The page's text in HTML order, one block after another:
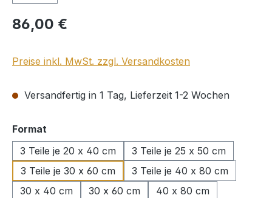
Regulärer Preis:
86,00 €
Preise inkl. MwSt. zzgl. Versandkosten
Versandfertig in 1 Tag, Lieferzeit 1-2 Wochen
Format
3 Teile je 20 x 40 cm
3 Teile je 25 x 50 cm
3 Teile je 30 x 60 cm
3 Teile je 40 x 80 cm
30 x 40 cm
30 x 60 cm
40 x 80 cm